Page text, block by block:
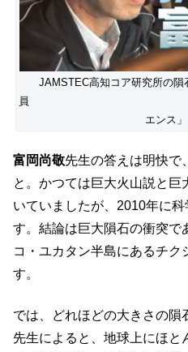
JAMSTEC高知コア研究所の
員 （引用：
エンス」
富岡尚敬先生の答えは明快で
と。かつては巨大火山説と
いていましたが、2010年に
す。結論は巨大隕石の衝突で
コ・ユカタン半島にあるチ
す。
では、どれほどの大きさの隕
先生によると、地球上にほと